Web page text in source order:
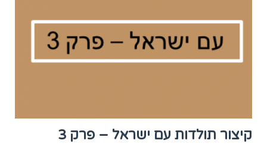
קיצור תולדות עם ישראל – פרק 3